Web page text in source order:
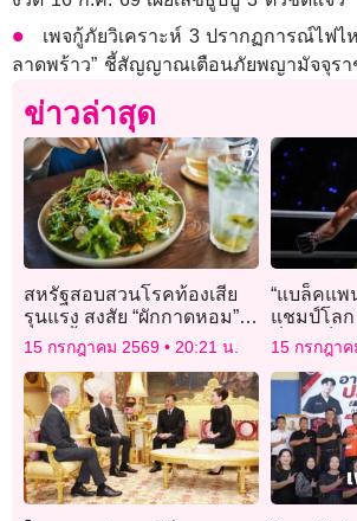
เพจกู้ภัยวิเคราะห์ 3 ปรากฏการณ์ไฟไห
ลาดพร้าว” ชี้สัญญาณเตือนภัยพญามัจจุรา
ข่าวล่าสุด
สหรัฐสอบสวนโรคท้องเสีย
รุนแรง สงสัย “ผักกาดหอม”
แพร่เชื้อปรสิตไซโคลสปอรา
15 กรกฎาคม 2569 20:21 น.
“แบล็คแพ
แชมป์โลก
มั่นใจเก็บ
15 กรกฎา